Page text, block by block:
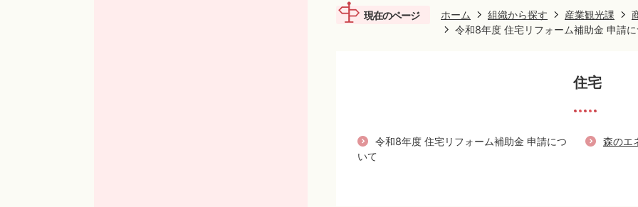
現在のページ ホーム 組織から探す 産業観光課
令和8年度 住宅リフォーム補助金 申請
住宅
令和8年度 住宅リフォーム補助金 申請につ
いて
森のエ